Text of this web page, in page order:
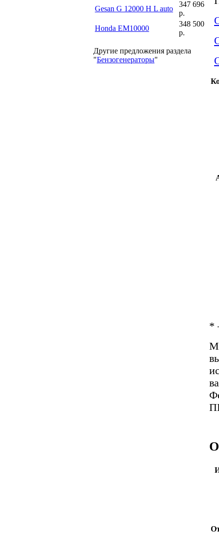
Gesan G 12000 H L auto
347 696
р.
Honda EM10000
348 500
р.
Другие предложения раздела
"Бензогенераторы"
*